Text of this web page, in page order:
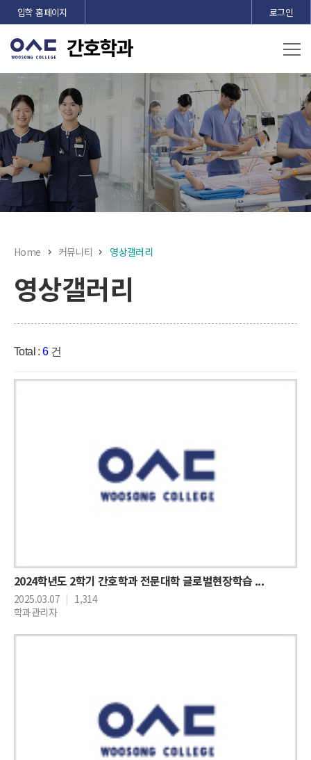
입학 홈페이지 로그인
Home 커뮤니티 영상갤러리
영상갤러리
Total :6건
2024학년도 2학기 간호학과 전문대학 글로벌현장학습 ...
2025.03.07 | 1,314
학과관리자